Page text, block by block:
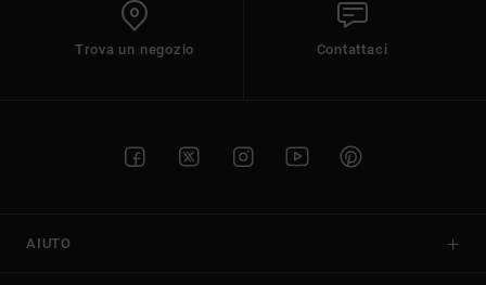
Trova un negozio Contattaci
AIUTO